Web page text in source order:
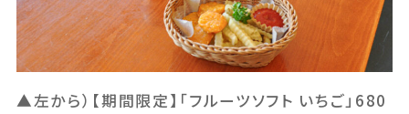
▲左から）【期間限定】「フルーツソフト いちご」680